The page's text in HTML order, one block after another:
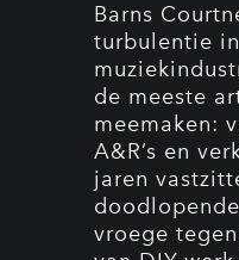
Barns
turbulentie
de meeste
meemaken:
A&R’s en
jaren
vroege